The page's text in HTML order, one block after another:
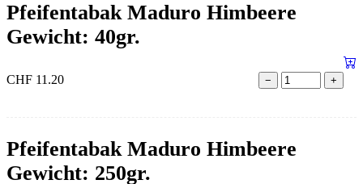
Pfeifentabak Maduro Himbeere
Gewicht: 40gr.
CHF 11.20 − +
Pfeifentabak Maduro Himbeere
Gewicht: 250gr.